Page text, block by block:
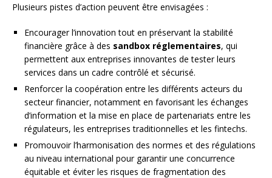
Plusieurs pistes d’action peuvent être envisagées :
Encourager l’innovation tout en préservant la stabilité
financière grâce à des sandbox réglementaires, qui
permettent aux entreprises innovantes de tester leurs
services dans un cadre contrôlé et sécurisé.
Renforcer la coopération entre les différents acteurs du
secteur financier, notamment en favorisant les échanges
d’information et la mise en place de partenariats entre les
régulateurs, les entreprises traditionnelles et les fintechs.
Promouvoir l’harmonisation des normes et des régulations
au niveau international pour garantir une concurrence
équitable et éviter les risques de fragmentation des